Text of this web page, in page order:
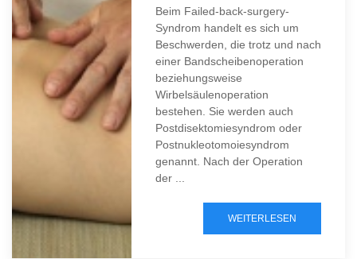
Beim Failed-back-surgery-
Syndrom handelt es sich um
Beschwerden, die trotz und nach
einer Bandscheibenoperation
beziehungsweise
Wirbelsäulenoperation
bestehen. Sie werden auch
Postdisektomiesyndrom oder
Postnukleotomoiesyndrom
genannt. Nach der Operation
der ...
WEITERLESEN